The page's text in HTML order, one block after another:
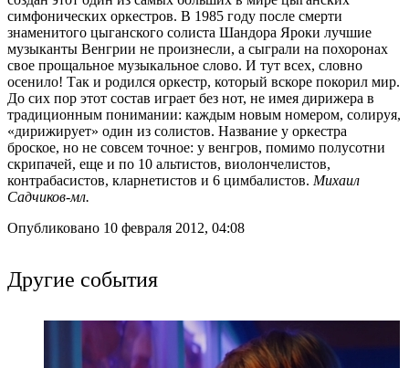
симфонических оркестров. В 1985 году после смерти
знаменитого цыганского солиста Шандора Яроки лучшие
музыканты Венгрии не произнесли, а сыграли на похоронах
свое прощальное музыкальное слово. И тут всех, словно
осенило! Так и родился оркестр, который вскоре покорил мир.
До сих пор этот состав играет без нот, не имея дирижера в
традиционным понимании: каждым новым номером, солируя,
«дирижирует» один из солистов. Название у оркестра
броское, но не совсем точное: у венгров, помимо полусотни
скрипачей, еще и по 10 альтистов, виолончелистов,
контрабасистов, кларнетистов и 6 цимбалистов. Михаил
Садчиков-мл.
Опубликовано 10 февраля 2012, 04:08
Другие события